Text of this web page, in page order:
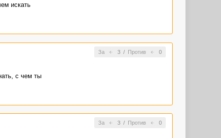
искать
За 3/ Против 0
с чем ты
За 3/ Против 0